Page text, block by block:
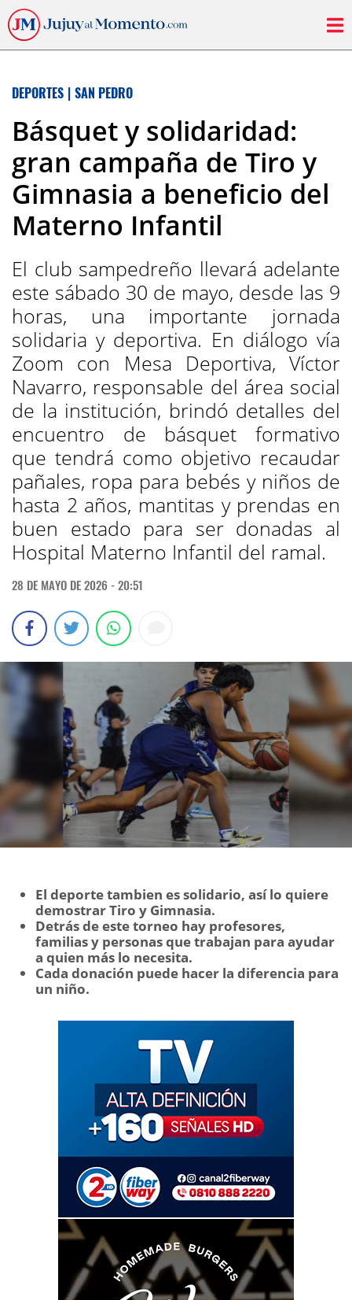
DEPORTES | SAN PEDRO
Básquet y solidaridad:
gran campaña de Tiro y
Gimnasia a beneficio del
Materno Infantil
El club sampedreño llevará adelante
este sábado 30 de mayo, desde las 9
horas, una importante jornada
solidaria y deportiva. En diálogo vía
Zoom con Mesa Deportiva, Víctor
Navarro, responsable del área social
de la institución, brindó detalles del
encuentro de básquet formativo
que tendrá como objetivo recaudar
pañales, ropa para bebés y niños de
hasta 2 años, mantitas y prendas en
buen estado para ser donadas al
Hospital Materno Infantil del ramal.
28 DE MAYO DE 2026 - 20:51
El deporte tambien es solidario, así lo quiere
demostrar Tiro y Gimnasia.
Detrás de este torneo hay profesores,
familias y personas que trabajan para ayudar
a quien más lo necesita.
Cada donación puede hacer la diferencia para
un niño.